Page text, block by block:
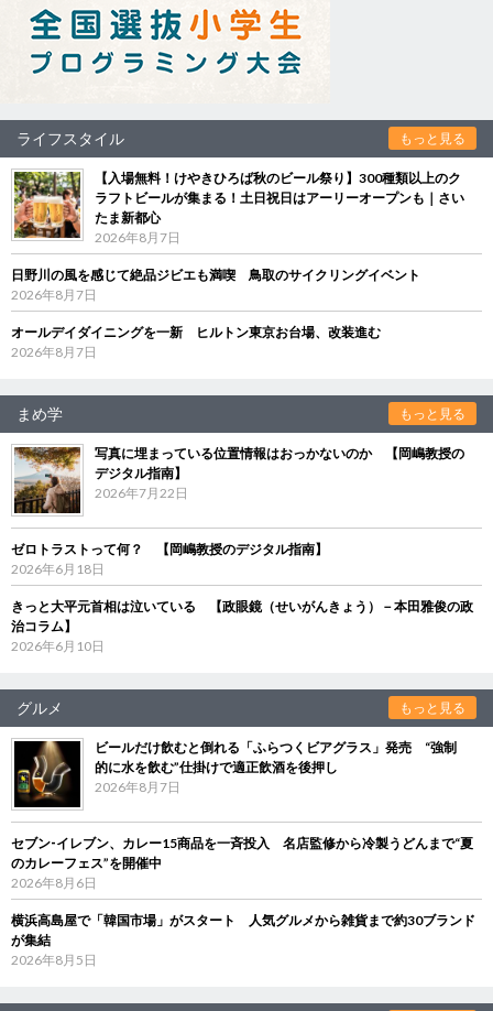
ライフスタイル もっと見る
【入場無料！けやきひろば秋のビール祭り】300種類以上のク
ラフトビールが集まる！土日祝日はアーリーオープンも｜さい
たま新都心
2026年8月7日
日野川の風を感じて絶品ジビエも満喫 鳥取のサイクリングイベント
2026年8月7日
オールデイダイニングを一新 ヒルトン東京お台場、改装進む
2026年8月7日
まめ学 もっと見る
写真に埋まっている位置情報はおっかないのか 【岡嶋教授の
デジタル指南】
2026年7月22日
ゼロトラストって何？ 【岡嶋教授のデジタル指南】
2026年6月18日
きっと大平元首相は泣いている 【政眼鏡（せいがんきょう）－本田雅俊の政
治コラム】
2026年6月10日
グルメ もっと見る
ビールだけ飲むと倒れる「ふらつくビアグラス」発売 “強制
的に水を飲む”仕掛けで適正飲酒を後押し
2026年8月7日
セブン‐イレブン、カレー15商品を一斉投入 名店監修から冷製うどんまで“夏
のカレーフェス”を開催中
2026年8月6日
横浜高島屋で「韓国市場」がスタート 人気グルメから雑貨まで約30ブランド
が集結
2026年8月5日